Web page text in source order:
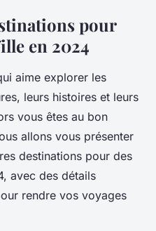
pour
en 2024
aime explorer les
leurs histoires et leurs
vous êtes au bon
allons vous présenter
destinations pour des
avec des détails
rendre vos voyages